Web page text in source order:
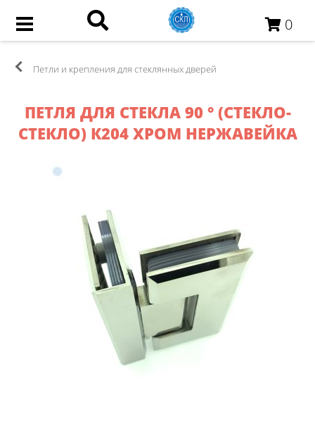
0
Петли и крепления для стеклянных дверей
ПЕТЛЯ ДЛЯ СТЕКЛА 90 ° (СТЕКЛО-
СТЕКЛО) К204 ХРОМ НЕРЖАВЕЙКА